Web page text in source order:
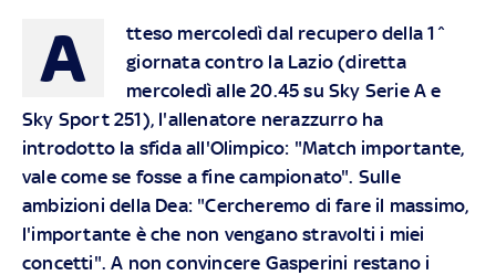
A
tteso mercoledì dal recupero della 1^
giornata contro la Lazio (diretta
mercoledì alle 20.45 su Sky Serie A e
Sky Sport 251), l'allenatore nerazzurro ha
introdotto la sfida all'Olimpico: "Match importante,
vale come se fosse a fine campionato". Sulle
ambizioni della Dea: "Cercheremo di fare il massimo,
l'importante è che non vengano stravolti i miei
concetti". A non convincere Gasperini restano i